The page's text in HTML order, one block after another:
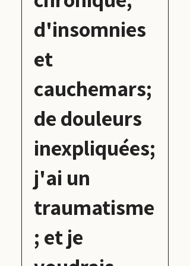
contacter.
d'insomnies
et
cauchemars;
de douleurs
inexpliquées;
j'ai un
traumatisme
; et je